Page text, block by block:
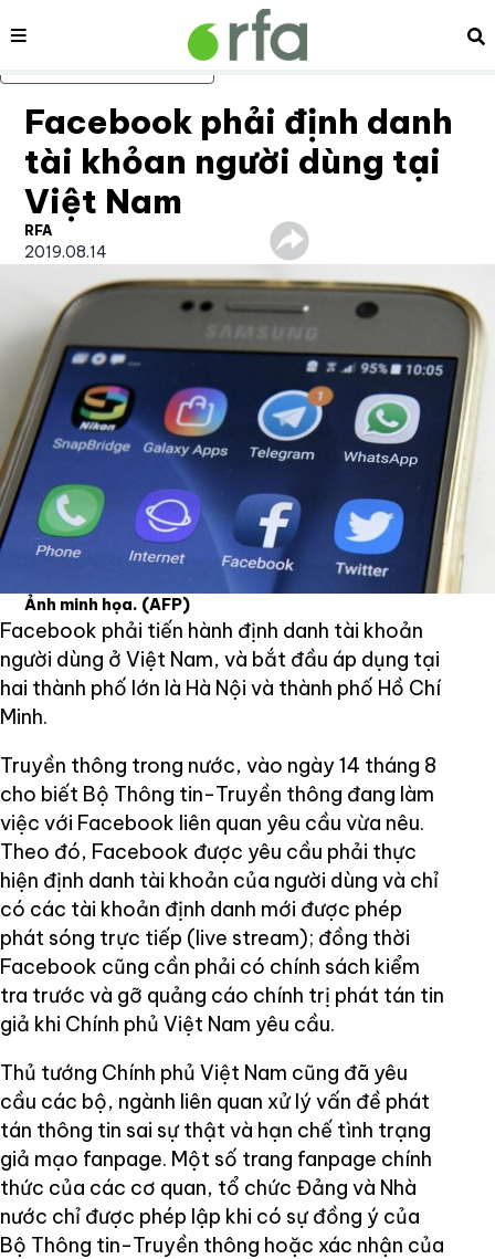
Bỏ qua nội dung chính
Nội dung
Facebook phải định danh
tài khỏan người dùng tại
Việt Nam
RFA
2019.08.14
Ảnh minh họa. (AFP)
Facebook phải tiến hành định danh tài khoản
người dùng ở Việt Nam, và bắt đầu áp dụng tại
hai thành phố lớn là Hà Nội và thành phố Hồ Chí
Minh.
Truyền thông trong nước, vào ngày 14 tháng 8
cho biết Bộ Thông tin-Truyền thông đang làm
việc với Facebook liên quan yêu cầu vừa nêu.
Theo đó, Facebook được yêu cầu phải thực
hiện định danh tài khoản của người dùng và chỉ
có các tài khoản định danh mới được phép
phát sóng trực tiếp (live stream); đồng thời
Facebook cũng cần phải có chính sách kiểm
tra trước và gỡ quảng cáo chính trị phát tán tin
giả khi Chính phủ Việt Nam yêu cầu.
Thủ tướng Chính phủ Việt Nam cũng đã yêu
cầu các bộ, ngành liên quan xử lý vấn đề phát
tán thông tin sai sự thật và hạn chế tình trạng
giả mạo fanpage. Một số trang fanpage chính
thức của các cơ quan, tổ chức Đảng và Nhà
nước chỉ được phép lập khi có sự đồng ý của
Bộ Thông tin-Truyền thông hoặc xác nhận của